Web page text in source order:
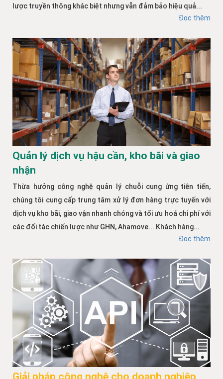
lược truyền thông khác biệt nhưng vẫn đảm bảo hiệu quả...
Đọc thêm
Quản lý dịch vụ hậu cần, kho bãi và giao
nhận
Thừa hưởng công nghệ quản lý chuỗi cung ứng tiên tiến,
chúng tôi cung cấp trung tâm xử lý đơn hàng trực tuyến với
dịch vụ kho bãi, giao vận nhanh chóng và tối ưu hoá chi phí với
các đối tác chiến lược như GHN, Ahamove... Khách hàng...
Đọc thêm
Giải pháp công nghệ cho doanh nghiệp